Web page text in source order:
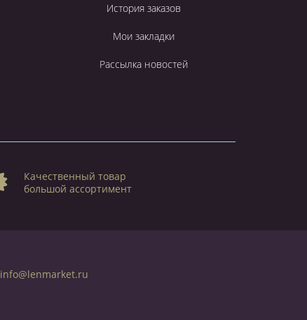
История заказов
Мои закладки
Рассылка новостей
Качественный товар
большой ассортимент
info@lenmarket.ru